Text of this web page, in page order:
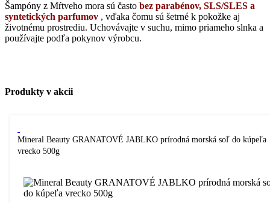
Šampóny z Mŕtveho mora sú často bez parabénov, SLS/SLES a
syntetických parfumov , vďaka čomu sú šetrné k pokožke aj
životnému prostrediu. Uchovávajte v suchu, mimo priameho slnka a
používajte podľa pokynov výrobcu.
Produkty v akcii
Mineral Beauty GRANATOVÉ JABLKO prírodná morská soľ do kúpeľa
vrecko 500g